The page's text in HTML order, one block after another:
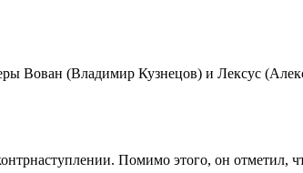
Вован (Владимир Кузнецов) и Лексус
Помимо этого, он отметил,